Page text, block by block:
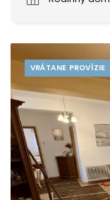
VRÁTANE PROVÍZIE